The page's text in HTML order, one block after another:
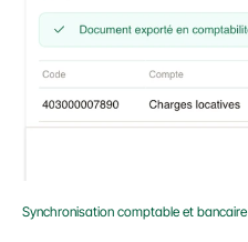
Synchronisation comptable et bancaire